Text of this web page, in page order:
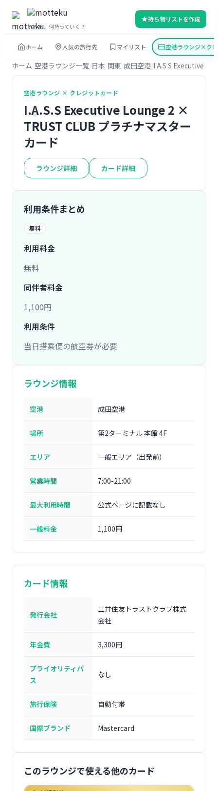
その旅、何持っていく？
持ち物リストを作成
ホーム 人気の旅行先 マイリスト 空港ラウンジ×ク
ホーム 空港ラウンジ一覧 日本 関東 成田空港 I.A.S.S Executive
空港ラウンジ × クレジットカード
I.A.S.S Executive Lounge 2 ×
TRUST CLUB プラチナマスター
カード
ラウンジ詳細 カード詳細
利用条件まとめ
無料
利用料金
無料
同伴者料金
1,100円
利用条件
当日搭乗便の航空券が必要
ラウンジ情報
空港 成田空港
場所 第2ターミナル 本館 4F
エリア 一般エリア（出発前）
営業時間 7:00-21:00
最大利用時間 公式ページに記載なし
一般料金 1,100円
カード情報
発行会社
三井住友トラストクラブ株式
会社
年会費 3,300円
プライオリティパ
ス
なし
旅行保険 自動付帯
国際ブランド Mastercard
このラウンジで使える他のカード